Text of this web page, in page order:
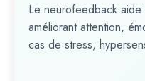
Le neurofeedback
améliorant attention,
cas de stress,